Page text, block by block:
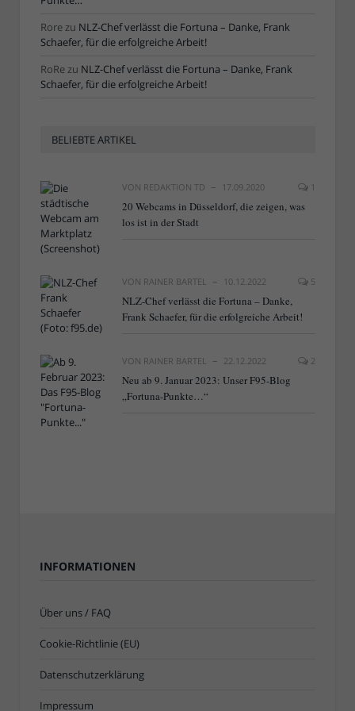
Rorezu NLZ-Chef verlässt die Fortuna – Danke, Frank
Schaefer, für die erfolgreiche Arbeit!
RoRezu NLZ-Chef verlässt die Fortuna – Danke, Frank
Schaefer, für die erfolgreiche Arbeit!
BELIEBTE ARTIKEL
VON REDAKTION TD 17.09.2020 1
20 Webcams in Düsseldorf, die zeigen, was
los ist in der Stadt
VON RAINER BARTEL 10.12.2022 5
NLZ-Chef verlässt die Fortuna – Danke,
Frank Schaefer, für die erfolgreiche Arbeit!
VON RAINER BARTEL 22.12.2022 2
Neu ab 9. Januar 2023: Unser F95-Blog
„Fortuna-Punkte…“
INFORMATIONEN
Über uns / FAQ
Cookie-Richtlinie (EU)
Datenschutzerklärung
Impressum